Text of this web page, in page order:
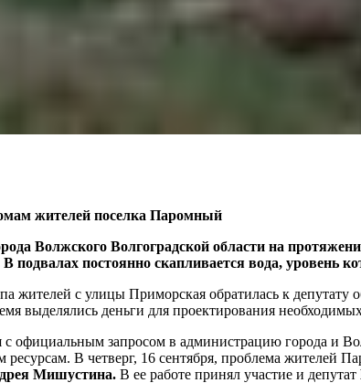
жителей поселка Паромный
Волжского Волгоградской области на
подвалах постоянно скапливается вода, уровень
жителей с улицы Приморская обратилась к
выделялись деньги для проектирования
официальным запросом в администрацию города и
ресурсам. В четверг, 16 сентября, проблема жителей
Мишустина. В ее работе принял участие и депутат